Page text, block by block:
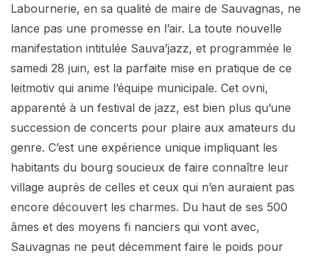
Labournerie, en sa qualité de maire de Sauvagnas, ne
lance pas une promesse en l’air. La toute nouvelle
manifestation intitulée Sauva’jazz, et programmée le
samedi 28 juin, est la parfaite mise en pratique de ce
leitmotiv qui anime l’équipe municipale. Cet ovni,
apparenté à un festival de jazz, est bien plus qu’une
succession de concerts pour plaire aux amateurs du
genre. C’est une expérience unique impliquant les
habitants du bourg soucieux de faire connaître leur
village auprès de celles et ceux qui n’en auraient pas
encore découvert les charmes. Du haut de ses 500
âmes et des moyens fi nanciers qui vont avec,
Sauvagnas ne peut décemment faire le poids pour